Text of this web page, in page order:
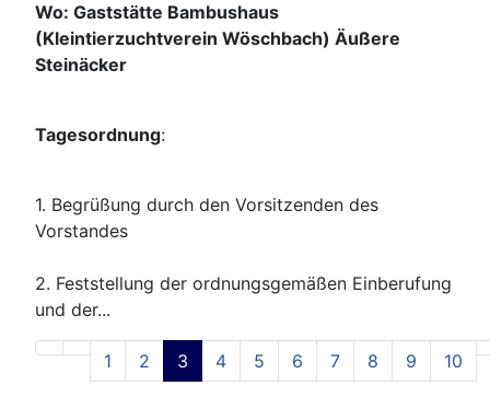
Wo: Gaststätte Bambushaus
(Kleintierzuchtverein Wöschbach) Äußere
Steinäcker
Tagesordnung:
1. Begrüßung durch den Vorsitzenden des
Vorstandes
2. Feststellung der ordnungsgemäßen Einberufung
und der...
Seite 3 von 59
1 2 3 4 5 6 7 8 9 10